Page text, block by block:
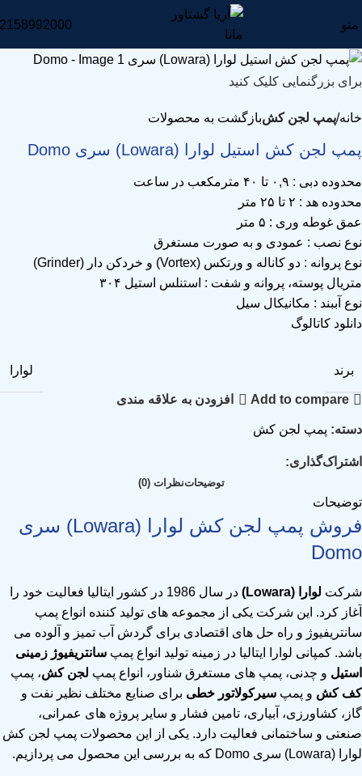
منو
برای بزرگنمایی کلیک کنید
خانه پمپ لجن کشبازگشت به محصولات
پمپ لجن کش استیل لوارا (Lowara) سری Domo
محدوده دبی : ۰,۹ تا ۴۰ مترمکعب در ساعت
محدوده هد : ۲ تا ۲۵ متر
عمق غوطه وری : ۵ متر
نوع نصب : عمودی و به صورت مستغرق
نوع پروانه : دو کاناله و ورتکس (Vortex) و خردکن دار (Grinder)
متریال پوسته، پروانه و شفت : استنلس استیل ۳۰۴
نوع آببند : مکانیکال سیل
دانلود کاتالوگ
برند لوارا
Add to compare افزودن به علاقه مندی
دسته: پمپ لجن کش
اشتراک‌گذاری:
توضیحاتنظرات (0)
توضیحات
فروش پمپ لجن کش لوارا (Lowara) سری
Domo
شرکت لوارا (Lowara)
در سال 1986 در کشور ایتالیا فعالیت خود را
آغاز کرد. این شرکت یکی از مجموعه های تولید کننده انواع پمپ
سانتریفیوژ و راه حل های اقتصادی برای گردش آب تمیز و آلوده می
باشد. کمپانی لوارا ایتالیا در زمینه تولید انواع پمپ سانتریفیوژ زمینی
استیل و چدنی، پمپ های مستغرق شناور، انواع پمپ لجن کش، پمپ
کف کش و پمپ سیرکولاتور خطی برای صنایع مختلف نظیر نفت و
گاز، کشاورزی، آبیاری، تامین فشار و سایر پروژه های عمرانی،
صنعتی و ساختمانی فعالیت دارد. یکی از این محصولات پمپ لجن کش
لوارا (Lowara) سری Domo که به بررسی این محصول می پردازیم.